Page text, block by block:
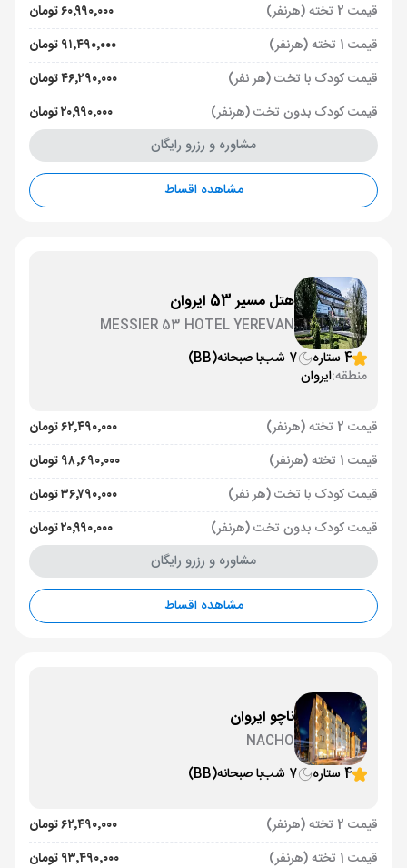
قیمت 2 تخته (هرنفر)
۶۰٬۹۹۰٬۰۰۰ تومان
قیمت 1 تخته (هرنفر)
۹۱٬۴۹۰٬۰۰۰ تومان
قیمت کودک با تخت (هر نفر)
۴۶٬۲۹۰٬۰۰۰ تومان
قیمت کودک بدون تخت (هرنفر)
۲۰٬۹۹۰٬۰۰۰ تومان
مشاوره و رزرو رایگان
مشاهده اقساط
هتل مسیر 53 ایروان
MESSIER 53 HOTEL YEREVAN
4 ستاره
7 شب با صبحانه(BB)
منطقه:ایروان
قیمت 2 تخته (هرنفر)
۶۲٬۴۹۰٬۰۰۰ تومان
قیمت 1 تخته (هرنفر)
۹۸٬۶۹۰٬۰۰۰ تومان
قیمت کودک با تخت (هر نفر)
۳۶٬۷۹۰٬۰۰۰ تومان
قیمت کودک بدون تخت (هرنفر)
۲۰٬۹۹۰٬۰۰۰ تومان
مشاوره و رزرو رایگان
مشاهده اقساط
ناچو ایروان
NACHO
4 ستاره
7 شب با صبحانه(BB)
قیمت 2 تخته (هرنفر)
۶۲٬۴۹۰٬۰۰۰ تومان
قیمت 1 تخته (هرنفر)
۹۳٬۴۹۰٬۰۰۰ تومان